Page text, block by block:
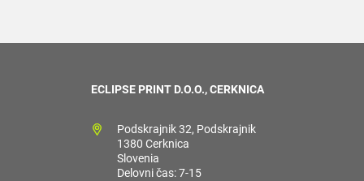
ECLIPSE PRINT D.O.O., CERKNICA
Podskrajnik 32, Podskrajnik
1380 Cerknica
Slovenia
Delovni čas: 7-15